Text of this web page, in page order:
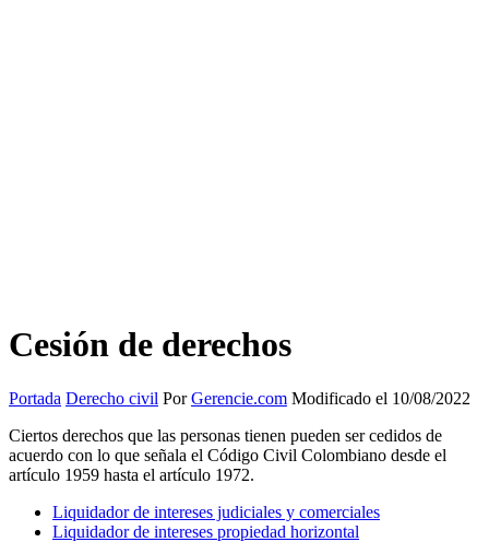
Cesión de derechos
Portada Derecho civil PorGerencie.com Modificado el 10/08/2022
Ciertos derechos que las personas tienen pueden ser cedidos de
acuerdo con lo que señala el Código Civil Colombiano desde el
artículo 1959 hasta el artículo 1972.
Liquidador de intereses judiciales y comerciales
Liquidador de intereses propiedad horizontal